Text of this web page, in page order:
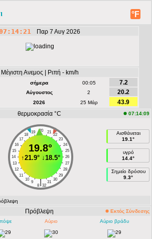
°F
Παρ 7 Αυγ 2026
Μέγιστη Ανεμος | Ριπή - km/h
σήμερα 00:05
7.2
Αύγουστος 2
20.2
2026 25 Μάρ
43.9
θερμοκρασία °C
07:14:09
20
19 21
18
22
17
23
16
24
15
25
14
26
13
27
12
28
11
29
10
30
9 31
|
8 32
19.8°
↑21.9°↓18.5°
Αισθάνεται
19.1°
υγρό
14.4°
Σημείο δρόσου
9.3°
Πρόβλεψη
Εκτός Σύνδεσης
Αύριο Αύριο βράδυ